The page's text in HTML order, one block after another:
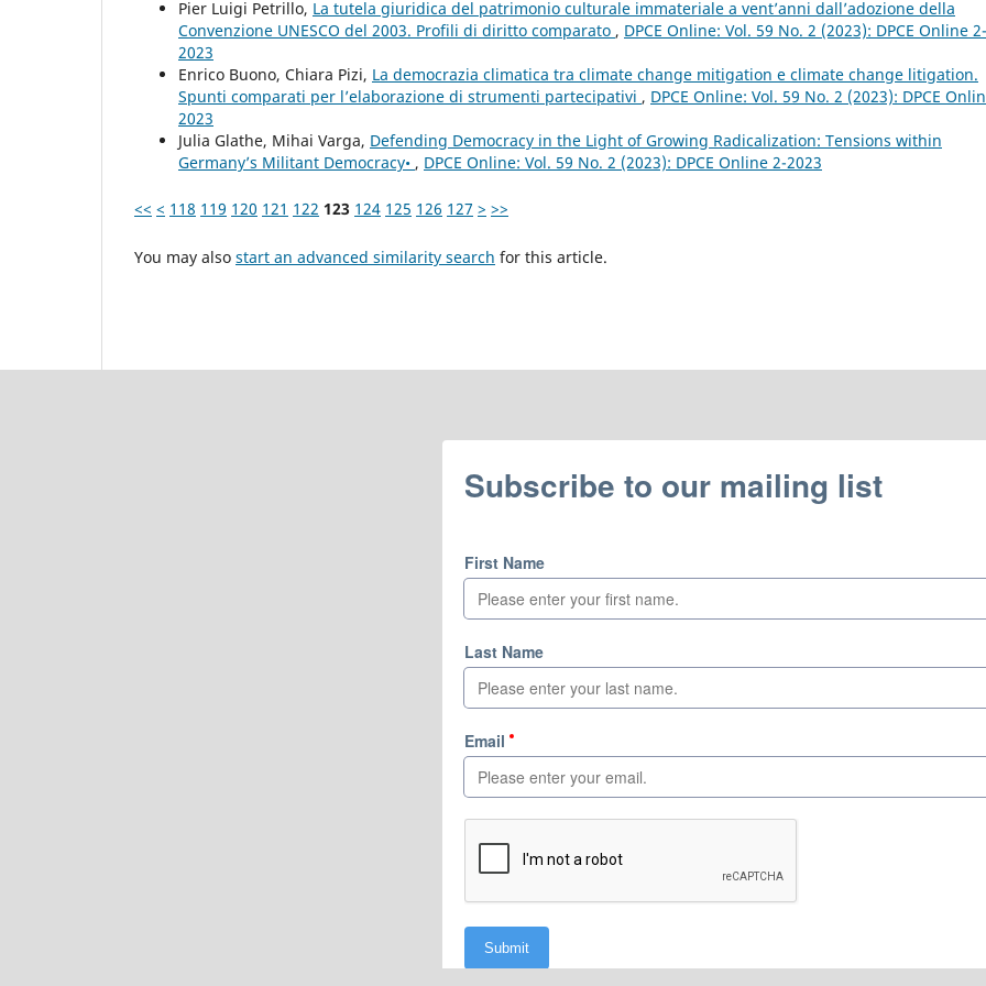
Pier Luigi Petrillo, La tutela giuridica del patrimonio culturale immateriale a vent’anni dall’adozione della
Convenzione UNESCO del 2003. Profili di diritto comparato , DPCE Online: Vol. 59 No. 2 (2023): DPCE Online 2-
2023
Enrico Buono, Chiara Pizi, La democrazia climatica tra climate change mitigation e climate change litigation.
Spunti comparati per l’elaborazione di strumenti partecipativi , DPCE Online: Vol. 59 No. 2 (2023): DPCE
2023
Julia Glathe, Mihai Varga, Defending Democracy in the Light of Growing Radicalization: Tensions within
Germany’s Militant Democracy• , DPCE Online: Vol. 59 No. 2 (2023): DPCE Online 2-2023
<< < 118 119 120 121 122 123 124 125 126 127 > >>
You may also start an advanced similarity search for this article.